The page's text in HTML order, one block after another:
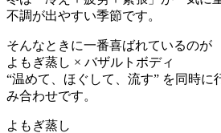
不調が出やすい季節です。
そんなときに一番喜ばれているのが
よもぎ蒸し × バザルトボディ
“温めて、ほぐして、流す” を同時に
み合わせです。
よもぎ蒸し